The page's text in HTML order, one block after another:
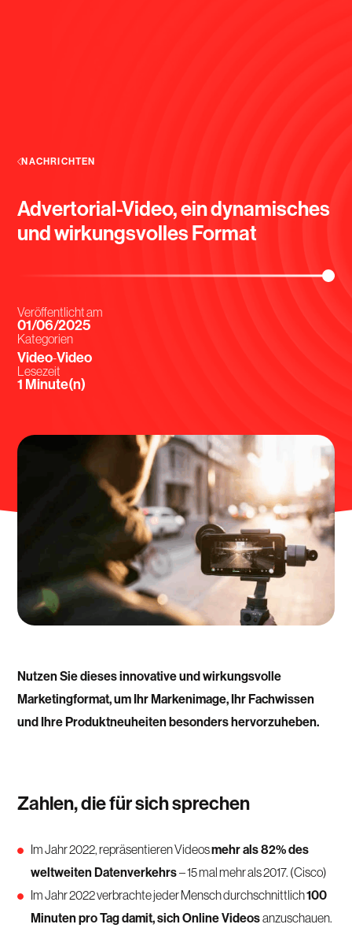
NACHRICHTEN
Advertorial-Video, ein dynamisches
und wirkungsvolles Format
Veröffentlicht am
01/06/2025
Kategorien
Video-Video
Lesezeit
Minute(n)
Nutzen Sie dieses innovative und wirkungsvolle
Marketingformat, um Ihr Markenimage, Ihr Fachwissen
und Ihre Produktneuheiten besonders hervorzuheben.
Zahlen, die für sich sprechen
Im Jahr 2022, repräsentieren Videosmehr als 82% des
weltweiten Datenverkehrs– 15 mal mehr als 2017. (Cisco)
Im Jahr 2022 verbrachte jeder Mensch durchschnittlich100
Minuten pro Tag damit, sich Online Videosanzuschauen.